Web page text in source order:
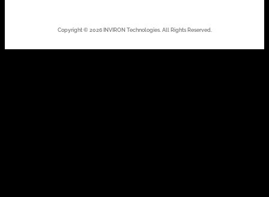
Copyright © 2026 INVIRON Technologies. All Rights Reserved.